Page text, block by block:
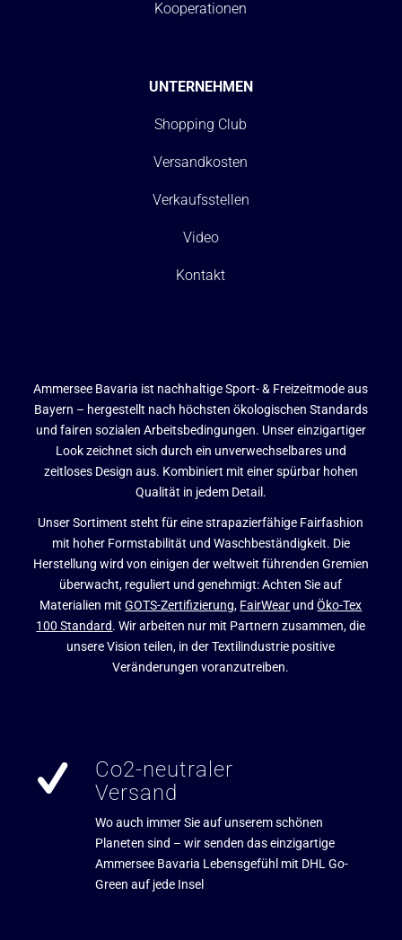
Kooperationen
UNTERNEHMEN
Shopping Club
Versandkosten
Verkaufsstellen
Video
Kontakt
Ammersee Bavaria ist nachhaltige Sport- & Freizeitmode aus
Bayern – hergestellt nach höchsten ökologischen Standards
und fairen sozialen Arbeitsbedingungen. Unser einzigartiger
Look zeichnet sich durch ein unverwechselbares und
zeitloses Design aus. Kombiniert mit einer spürbar hohen
Qualität in jedem Detail.
Unser Sortiment steht für eine strapazierfähige Fairfashion
mit hoher Formstabilität und Waschbeständigkeit. Die
Herstellung wird von einigen der weltweit führenden Gremien
überwacht, reguliert und genehmigt: Achten Sie auf
Materialien mitGOTS-Zertifizierung, FairWear undÖko-Tex
100 Standard. Wir arbeiten nur mit Partnern zusammen, die
unsere Vision teilen, in der Textilindustrie positive
Veränderungen voranzutreiben.
Co2-neutraler
Versand
Wo auch immer Sie auf unserem schönen
Planeten sind – wir senden das einzigartige
Ammersee Bavaria Lebensgefühl mit DHL Go-
Green auf jede Insel